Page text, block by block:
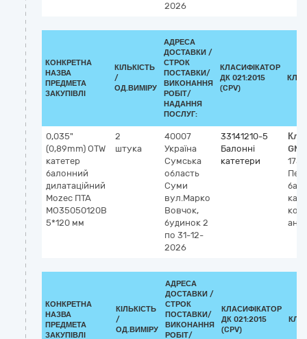
2026
КОНКРЕТНА
НАЗВА
ПРЕДМЕТА
ЗАКУПІВЛІ
КІЛЬКІСТЬ
/
ОД.ВИМІРУ
АДРЕСА
ДОСТАВКИ /
СТРОК
ПОСТАВКИ/
ВИКОНАННЯ
РОБІТ/
НАДАННЯ
ПОСЛУГ:
КЛАСИФІКАТОР
ДК 021:2015
(CPV)
0,035"
(0,89mm) OTW
катетер
балонний
дилатаційний
Mozec ПТА
MO35050120B
5*120 мм
2
штука
40007
Україна
Сумська
область
Суми
вул.Марко
Вовчок,
будинок 2
по 31-12-
2026
33141210-5
Балонні
катетери
КОНКРЕТНА
НАЗВА
ПРЕДМЕТА
ЗАКУПІВЛІ
КІЛЬКІСТЬ
/
ОД.ВИМІРУ
АДРЕСА
ДОСТАВКИ /
СТРОК
ПОСТАВКИ/
ВИКОНАННЯ
РОБІТ/
КЛАСИФІКАТОР
ДК 021:2015
(CPV)